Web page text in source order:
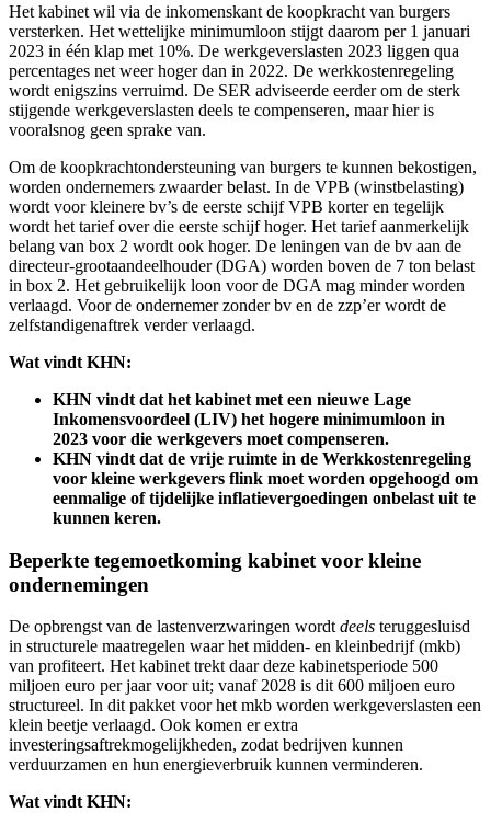
Het kabinet wil via de inkomenskant de koopkracht van burgers
versterken. Het wettelijke minimumloon stijgt daarom per 1 januari
2023 in één klap met 10%. De werkgeverslasten 2023 liggen qua
percentages net weer hoger dan in 2022. De werkkostenregeling
wordt enigszins verruimd. De SER adviseerde eerder om de sterk
stijgende werkgeverslasten deels te compenseren, maar hier is
vooralsnog geen sprake van.
Om de koopkrachtondersteuning van burgers te kunnen bekostigen,
worden ondernemers zwaarder belast. In de VPB (winstbelasting)
wordt voor kleinere bv’s de eerste schijf VPB korter en tegelijk
wordt het tarief over die eerste schijf hoger. Het tarief aanmerkelijk
belang van box 2 wordt ook hoger. De leningen van de bv aan de
directeur-grootaandeelhouder (DGA) worden boven de 7 ton belast
in box 2. Het gebruikelijk loon voor de DGA mag minder worden
verlaagd. Voor de ondernemer zonder bv en de zzp’er wordt de
zelfstandigenaftrek verder verlaagd.
Wat vindt KHN:
KHN vindt dat het kabinet met een nieuwe Lage
Inkomensvoordeel (LIV) het hogere minimumloon in
2023 voor die werkgevers moet compenseren.
KHN vindt dat de vrije ruimte in de Werkkostenregeling
voor kleine werkgevers flink moet worden opgehoogd om
eenmalige of tijdelijke inflatievergoedingen onbelast uit te
kunnen keren.
Beperkte tegemoetkoming kabinet voor kleine
ondernemingen
De opbrengst van de lastenverzwaringen wordtdeels teruggesluisd
in structurele maatregelen waar het midden- en kleinbedrijf (mkb)
van profiteert. Het kabinet trekt daar deze kabinetsperiode 500
miljoen euro per jaar voor uit; vanaf 2028 is dit 600 miljoen euro
structureel. In dit pakket voor het mkb worden werkgeverslasten een
klein beetje verlaagd. Ook komen er extra
investeringsaftrekmogelijkheden, zodat bedrijven kunnen
verduurzamen en hun energieverbruik kunnen verminderen.
Wat vindt KHN: